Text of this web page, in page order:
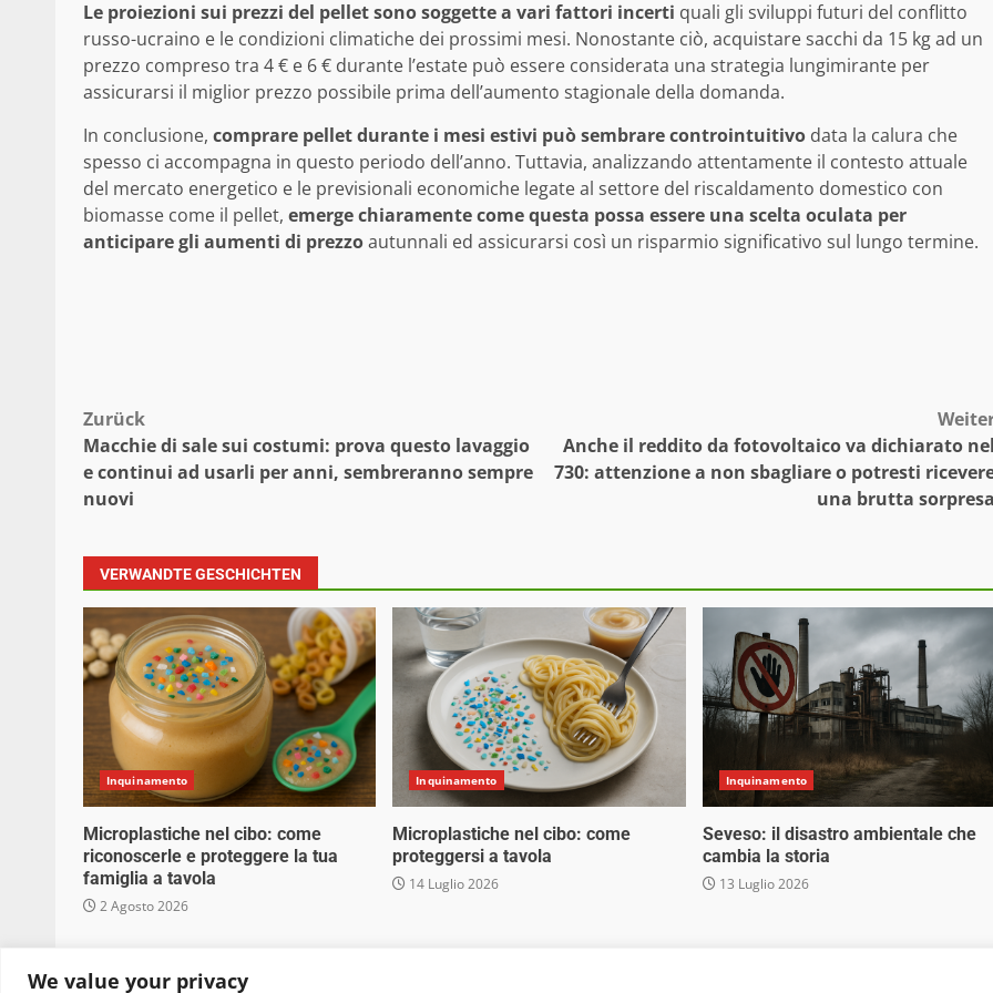
We value your privacy
Le proiezioni sui prezzi del pellet sono soggette a vari fattori incerti quali gli sviluppi futuri del conflitto
russo-ucraino e le condizioni climatiche dei prossimi mesi. Nonostante ciò, acquistare sacchi da 15 kg ad un
prezzo compreso tra 4 € e 6 € durante l’estate può essere considerata una strategia lungimirante per
assicurarsi il miglior prezzo possibile prima dell’aumento stagionale della domanda.
In conclusione, comprare pellet durante i mesi estivi può sembrare controintuitivo data la calura che
spesso ci accompagna in questo periodo dell’anno. Tuttavia, analizzando attentamente il contesto attuale
del mercato energetico e le previsionali economiche legate al settore del riscaldamento domestico con
biomasse come il pellet, emerge chiaramente come questa possa essere una scelta oculata per
anticipare gli aumenti di prezzoautunnali ed assicurarsi così un risparmio significativo sul lungo termine.
Beitragsnavigation
Zurück
Macchie di sale sui costumi: prova questo lavaggio
e continui ad usarli per anni, sembreranno sempre
nuovi
Anche il reddito da fotovoltaico va dichiarato nel
730: attenzione a non sbagliare o potresti
una brutta sorpresa
VERWANDTE GESCHICHTEN
Inquinamento
Microplastiche nel cibo: come
riconoscerle e proteggere la tua
famiglia a tavola
2 Agosto 2026
Inquinamento
Microplastiche nel cibo: come
proteggersi a tavola
14 Luglio 2026
Inquinamento
Seveso: il disastro ambientale che
cambia la storia
13 Luglio 2026
Copyright © 2025 Biopianeta.it proprietà di Jws Media Srl - Via Cavour 310 - 00184 Roma - P.Iva